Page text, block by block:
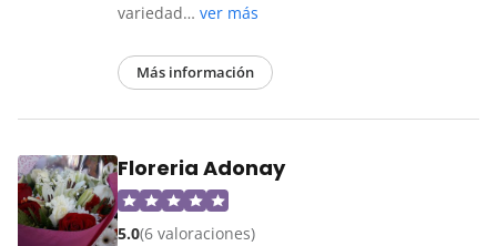
variedad… ver más
Más información
Floreria Adonay
5.0(6 valoraciones)